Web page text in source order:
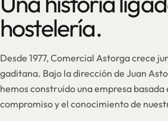
hostelería.
Desde 1977, Comercial Astorga crece
gaditana. Bajo la dirección de Juan
hemos construido una empresa basada
compromiso y el conocimiento de